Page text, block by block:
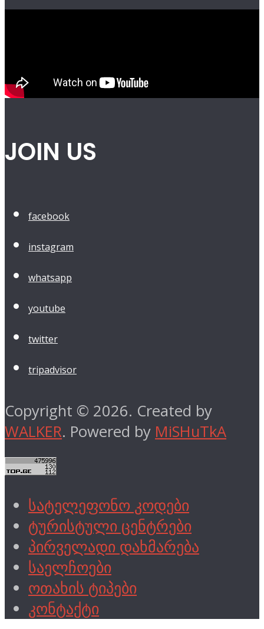
JOIN US
facebook
instagram
whatsapp
youtube
twitter
tripadvisor
Copyright © 2026. Created by
WALKER. Powered by MiSHuTkA
სატელეფონო კოდები
ტურისტული ცენტრები
პირველადი დახმარება
საელჩოები
ოთახის ტიპები
კონტაქტი